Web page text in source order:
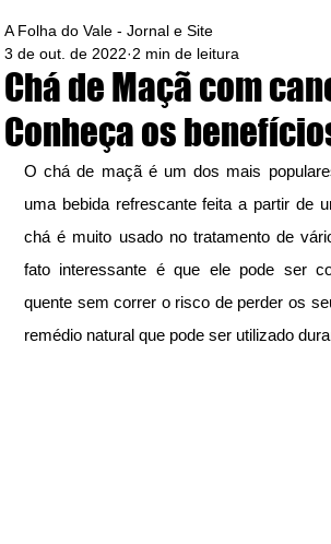
Chá de Maçã com
Conheça os
A Folha do Vale - Jornal e Site
3 de out. de 2022 2 min de leitura
O chá de maçã é um dos mais
uma bebida refrescante feita a partir de
chá é muito usado no tratamento de
fato interessante é que ele pode ser
quente sem correr o risco de perder os
remédio natural que pode ser utilizado